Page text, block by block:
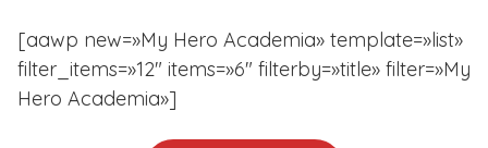
[aawp new=»My Hero Academia» template=»list»
filter_items=»12″ items=»6″ filterby=»title» filter=»My
Hero Academia»]